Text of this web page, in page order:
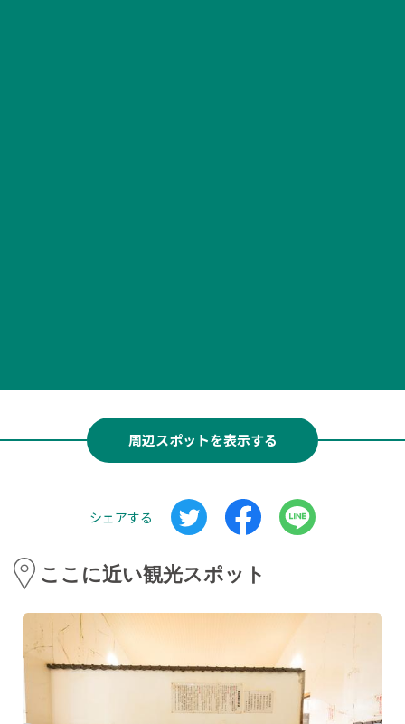
周辺スポットを表示する
シェアする
ここに近い観光スポット